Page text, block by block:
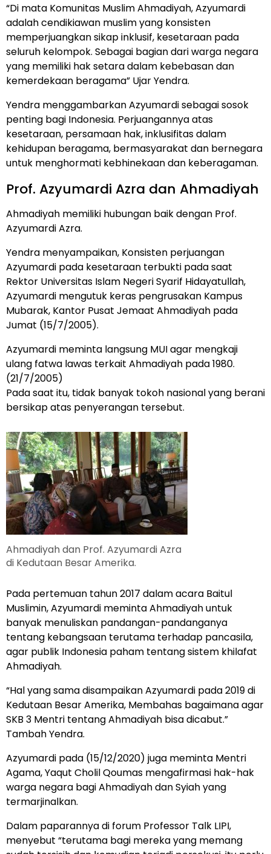
“Di mata Komunitas Muslim Ahmadiyah, Azyumardi
adalah cendikiawan muslim yang konsisten
memperjuangkan sikap inklusif, kesetaraan pada
seluruh kelompok. Sebagai bagian dari warga negara
yang memiliki hak setara dalam kebebasan dan
kemerdekaan beragama” Ujar Yendra.
Yendra menggambarkan Azyumardi sebagai sosok
penting bagi Indonesia. Perjuangannya atas
kesetaraan, persamaan hak, inklusifitas dalam
kehidupan beragama, bermasyarakat dan bernegara
untuk menghormati kebhinekaan dan keberagaman.
Prof. Azyumardi Azra dan Ahmadiyah
Ahmadiyah memiliki hubungan baik dengan Prof.
Azyumardi Azra.
Yendra menyampaikan, Konsisten perjuangan
Azyumardi pada kesetaraan terbukti pada saat
Rektor Universitas Islam Negeri Syarif Hidayatullah,
Azyumardi mengutuk keras pengrusakan Kampus
Mubarak, Kantor Pusat Jemaat Ahmadiyah pada
Jumat (15/7/2005).
Azyumardi meminta langsung MUI agar mengkaji
ulang fatwa lawas terkait Ahmadiyah pada 1980.
(21/7/2005)
Pada saat itu, tidak banyak tokoh nasional yang berani
bersikap atas penyerangan tersebut.
Ahmadiyah dan Prof. Azyumardi Azra
di Kedutaan Besar Amerika.
Pada pertemuan tahun 2017 dalam acara Baitul
Muslimin, Azyumardi meminta Ahmadiyah untuk
banyak menuliskan pandangan-pandanganya
tentang kebangsaan terutama terhadap pancasila,
agar publik Indonesia paham tentang sistem khilafat
Ahmadiyah.
“Hal yang sama disampaikan Azyumardi pada 2019 di
Kedutaan Besar Amerika, Membahas bagaimana agar
SKB 3 Mentri tentang Ahmadiyah bisa dicabut.”
Tambah Yendra.
Azyumardi pada (15/12/2020) juga meminta Mentri
Agama, Yaqut Cholil Qoumas mengafirmasi hak-hak
warga negara bagi Ahmadiyah dan Syiah yang
termarjinalkan.
Dalam paparannya di forum Professor Talk LIPI,
menyebut “terutama bagi mereka yang memang